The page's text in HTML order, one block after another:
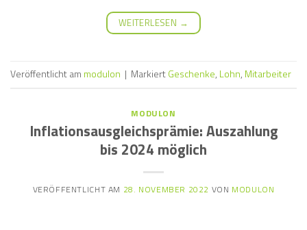
WEITERLESEN →
Veröffentlicht am modulon | MarkiertGeschenke, Lohn, Mitarbeiter
MODULON
Inflationsausgleichsprämie: Auszahlung
bis 2024 möglich
VERÖFFENTLICHT AM 28. NOVEMBER 2022 VON MODULON